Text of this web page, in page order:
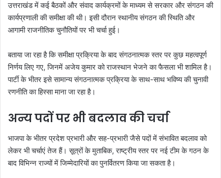
उत्तराखंड में कई बैठकों और संवाद कार्यक्रमों के माध्यम से सरकार और संगठन की
कार्यप्रणाली की समीक्षा की थी। इसी दौरान स्थानीय संगठन की स्थिति और
आगामी राजनीतिक चुनौतियों पर भी चर्चा हुई।
बताया जा रहा है कि समीक्षा प्रक्रिया के बाद संगठनात्मक स्तर पर कुछ महत्वपूर्ण
निर्णय लिए गए, जिनमें अजेय कुमार को राजस्थान भेजने का फैसला भी शामिल है।
पार्टी के भीतर इसे सामान्य संगठनात्मक प्रक्रिया के साथ-साथ भविष्य की चुनावी
रणनीति का हिस्सा माना जा रहा है।
अन्य पदों पर भी बदलाव की चर्चा
भाजपा के भीतर प्रदेश प्रभारी और सह-प्रभारी जैसे पदों में संभावित बदलाव को
लेकर भी चर्चाएं तेज हैं। सूत्रों के मुताबिक, राष्ट्रीय स्तर पर नई टीम के गठन के
बाद विभिन्न राज्यों में जिम्मेदारियों का पुनर्वितरण किया जा सकता है।